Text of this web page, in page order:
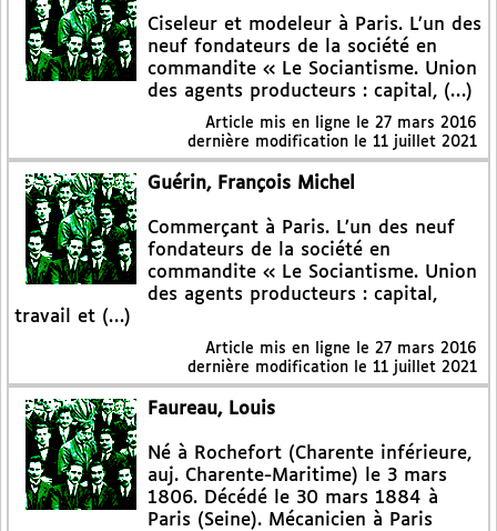
Ciseleur et modeleur à Paris. L’un des
neuf fondateurs de la société en
commandite « Le Sociantisme. Union
des agents producteurs : capital, (…)
Article mis en ligne le 27 mars 2016
dernière modification le 11 juillet 2021
Guérin, François Michel
Commerçant à Paris. L’un des neuf
fondateurs de la société en
commandite « Le Sociantisme. Union
des agents producteurs : capital,
travail et (…)
Article mis en ligne le 27 mars 2016
dernière modification le 11 juillet 2021
Faureau, Louis
Né à Rochefort (Charente inférieure,
auj. Charente-Maritime) le 3 mars
1806. Décédé le 30 mars 1884 à
Paris (Seine). Mécanicien à Paris